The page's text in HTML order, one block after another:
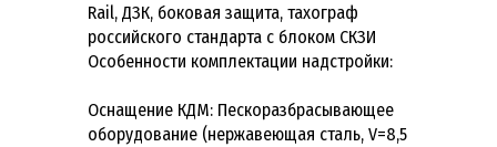
Rail, ДЗК, боковая защита, тахограф
российского стандарта с блоком СКЗИ
Особенности комплектации надстройки:
Оснащение КДМ: Пескоразбрасывающее
оборудование (нержавеющая сталь, V=8,5